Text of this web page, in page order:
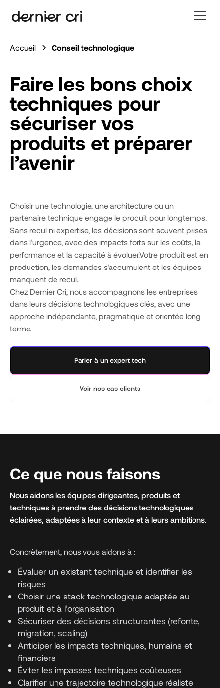
Accueil Conseil technologique
Faire les bons choix
techniques pour
sécuriser vos
produits et préparer
l’avenir
Choisir une technologie, une architecture ou un
partenaire technique engage le produit pour longtemps.
Sans recul ni expertise, les décisions sont souvent prises
dans l’urgence, avec des impacts forts sur les coûts, la
performance et la capacité à évoluer.Votre produit est en
production, les demandes s’accumulent et les équipes
manquent de recul.
Chez Dernier Cri, nous accompagnons les entreprises
dans leurs décisions technologiques clés, avec une
approche indépendante, pragmatique et orientée long
terme.
Parler à un expert tech
Voir nos cas clients
Ce que nous faisons
Nous aidons les équipes dirigeantes, produits et
techniques à prendre des décisions technologiques
éclairées, adaptées à leur contexte et à leurs ambitions.
Concrètement, nous vous aidons à :
Évaluer un existant technique et identifier les
risques
Choisir une stack technologique adaptée au
produit et à l’organisation
Sécuriser des décisions structurantes (refonte,
migration, scaling)
Anticiper les impacts techniques, humains et
financiers
Éviter les impasses techniques coûteuses
Clarifier une trajectoire technologique réaliste